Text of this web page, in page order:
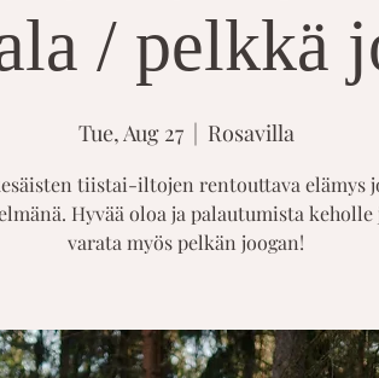
/ pelkkä
Tue, Aug 27
  |
Rosavilla
tiistai-iltojen rentouttava elämys
Hyvää oloa ja palautumista
varata myös pelkän joogan!